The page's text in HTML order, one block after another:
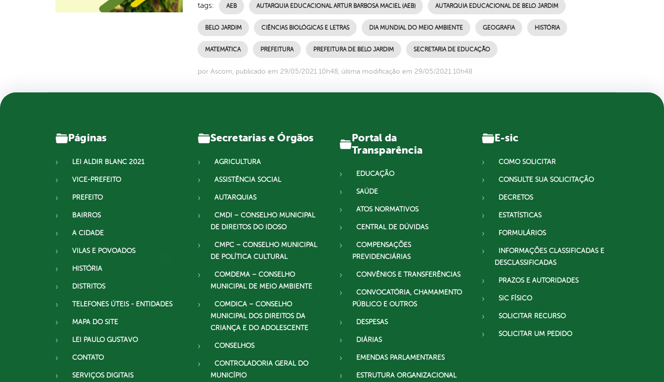
tags: AEB AUTARQUIA EDUCACIONAL ARTUR BARBOSA MACIEL (AEB) AUTARQUIA EDUCACIONAL DE BELO JARDIM
BELO JARDIM CIÊNCIAS BIOLÓGICAS E LETRAS DIA MUNDIAL DO MEIO AMBIENTE GEOGRAFIA HISTÓRIA
MATEMÁTICA PREFEITURA PREFEITURA DE BELO JARDIM SECRETARIA DE EDUCAÇÃO
por Ascom, publicado em 29/05/2021 10h48, última modificação em 29/05/2021 10h48
Páginas
LEI ALDIR BLANC 2021
VICE-PREFEITO
PREFEITO
BAIRROS
A CIDADE
VILAS E POVOADOS
HISTÓRIA
DISTRITOS
TELEFONES ÚTEIS - ENTIDADES
MAPA DO SITE
LEI PAULO GUSTAVO
CONTATO
SERVIÇOS DIGITAIS
Secretarias e Órgãos
AGRICULTURA
ASSISTÊNCIA SOCIAL
AUTARQUIAS
CMDI – CONSELHO MUNICIPAL
DE DIREITOS DO IDOSO
CMPC – CONSELHO MUNICIPAL
DE POLÍTICA CULTURAL
COMDEMA – CONSELHO
MUNICIPAL DE MEIO AMBIENTE
COMDICA – CONSELHO
MUNICIPAL DOS DIREITOS DA
CRIANÇA E DO ADOLESCENTE
CONSELHOS
CONTROLADORIA GERAL DO
MUNICÍPIO
Portal da
Transparência
EDUCAÇÃO
SAÚDE
ATOS NORMATIVOS
CENTRAL DE DÚVIDAS
COMPENSAÇÕES
PREVIDENCIÁRIAS
CONVÊNIOS E TRANSFERÊNCIAS
CONVOCATÓRIA, CHAMAMENTO
PÚBLICO E OUTROS
DESPESAS
DIÁRIAS
EMENDAS PARLAMENTARES
ESTRUTURA ORGANIZACIONAL
E-sic
COMO SOLICITAR
CONSULTE SUA SOLICITAÇÃO
DECRETOS
ESTATÍSTICAS
FORMULÁRIOS
INFORMAÇÕES CLASSIFICADAS E
DESCLASSIFICADAS
PRAZOS E AUTORIDADES
SIC FÍSICO
SOLICITAR RECURSO
SOLICITAR UM PEDIDO